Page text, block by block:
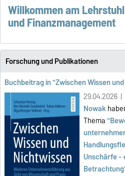
Willkommen am
und Finanzmanagement
Forschung und Publikationen
Buchbeitrag in "Zwischen Wissen
29.04.2026 |
Nowak
Thema"
Unschärfe -
Betrachtung